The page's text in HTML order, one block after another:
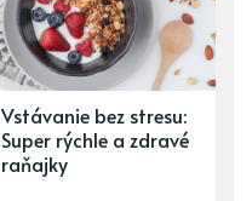
Vstávanie bez stresu:
Super rýchle a zdravé
raňajky